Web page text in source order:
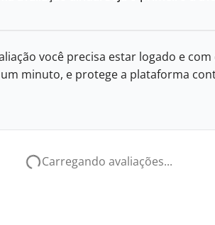
você precisa estar logado e
minuto, e protege a plataforma
Carregando avaliações...